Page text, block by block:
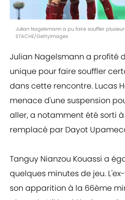
Julian Nagelsmann a pu faire souffler
STACHE/GettyImages
Julian Nagelsmann a profité
unique pour faire souffler
dans cette rencontre. Lucas
menace d'une suspension
aller, a notamment été sorti
remplacé par Dayot
Tanguy Nianzou Kouassi a
quelques minutes de jeu.
son apparition à la 66ème